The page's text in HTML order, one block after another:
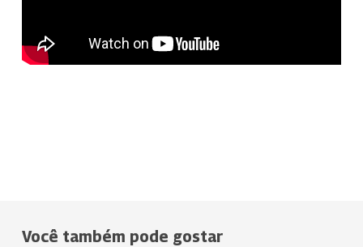
Você também pode gostar